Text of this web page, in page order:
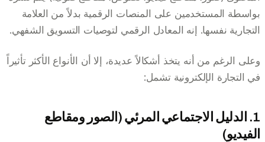
بواسطة المستخدمين على المنصات الرقمية بدلاً من العلامة
التجارية نفسها. إنه المعادل الرقمي لتوصيات التسويق الشفهي.
وعلى الرغم من أنه يتخذ أشكالاً عديدة، إلا أن الأنواع الأكثر تأثيراً
في التجارة الإلكترونية تشمل:
1. الدليل الاجتماعي المرئي (الصور ومقاطع
الفيديو)